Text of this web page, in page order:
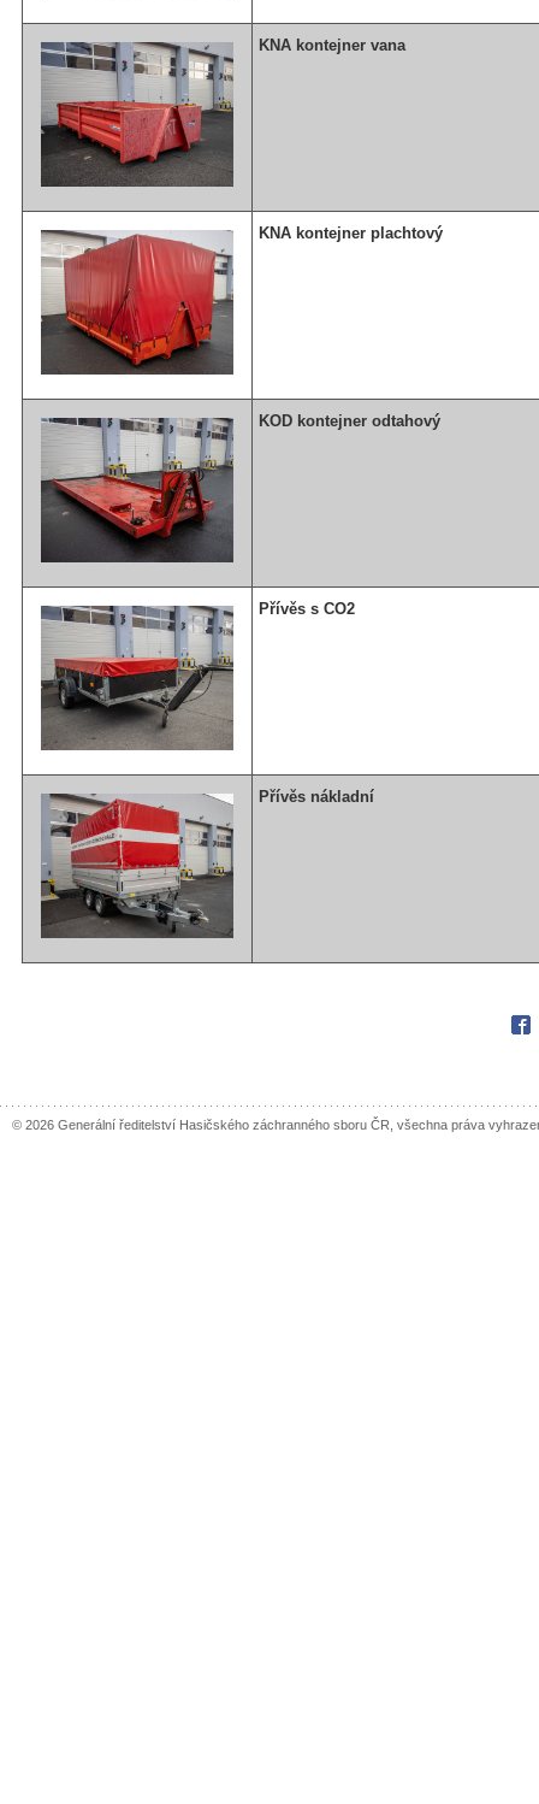
KNA kontejner vana
KNA kontejner plachtový
KOD kontejner odtahový
Přívěs s CO2
Přívěs nákladní
© 2026 Generální ředitelství Hasičského záchranného sboru ČR, všechna práva